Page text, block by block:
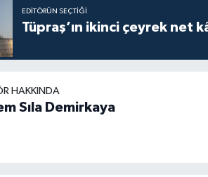
EDITÖRÜN SEÇTIĞI
Tüpraş’ın ikinci çeyrek net
HAKKINDA
Sıla Demirkaya